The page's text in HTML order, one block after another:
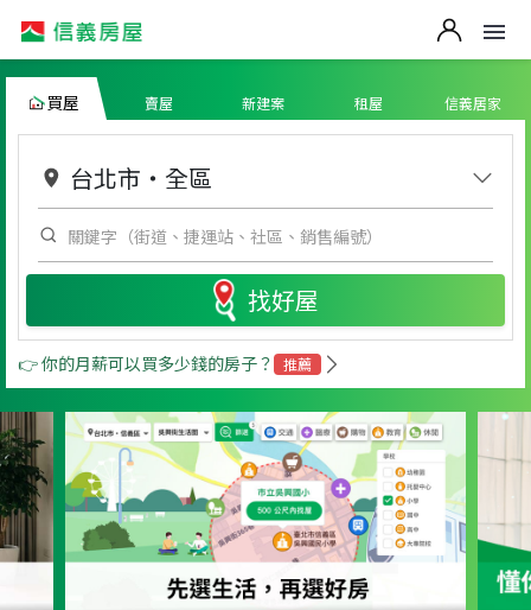
買屋 賣屋 新建案 租屋 信義居家
台北市 ・ 全區
找好屋
👉 你的月薪可以買多少錢的房子？ 推薦